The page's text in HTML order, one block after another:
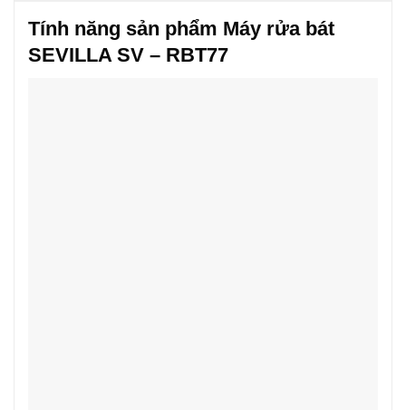
Tính năng sản phẩm Máy rửa bát
SEVILLA SV – RBT77